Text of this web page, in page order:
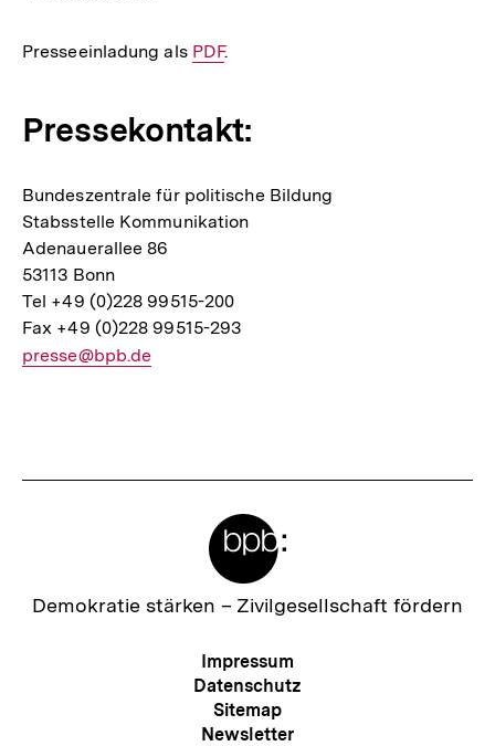
Presseeinladung als Interner
PDF.
Pressekontakt:
Bundeszentrale für politische Bildung
Stabsstelle Kommunikation
Adenauerallee 86
53113 Bonn
Tel +49 (0)228 99515-200
Fax +49 (0)228 99515-293
E-
presse@bpb.de
Zur
Demokratie stärken – Zivilgesellschaft fördern
Meta-
Navigation
Impressum
Datenschutz
Sitemap
Newsletter